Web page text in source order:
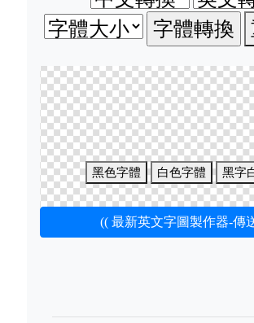
黑色字體 白色字體 黑字
(( 最新英文字圖製作器-傳